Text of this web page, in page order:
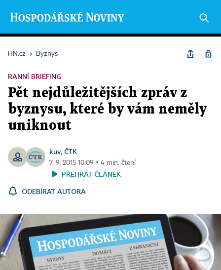
HN.cz › Byznys
RANNÍ BRIEFING
Pět nejdůležitějších zpráv z
byznysu, které by vám neměly
uniknout
kuv, ČTK
7. 9. 2015 10:09 ▪ 4 min. čtení
PŘEHRÁT ČLÁNEK
ODEBÍRAT AUTORA